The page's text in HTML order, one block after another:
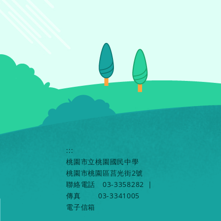
:::
桃園市立桃園國民中學
桃園市桃園區莒光街2號
聯絡電話
03-3358282
|
傳真
03-3341005
電子信箱